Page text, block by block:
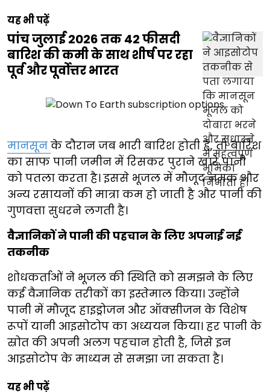
यह भी पढ़ें
पांच जुलाई 2026 तक 42 फीसदी
बारिश की कमी के साथ शीर्ष पर रहा
पूर्व और पूर्वोत्तर भारत
मानसून के दौरान जब भारी बारिश होती है, तो बारिश
का साफ पानी जमीन में रिसकर पुराने खारे पानी
को पतला करता है। इससे भूजल में मौजूद नमक और
अन्य रसायनों की मात्रा कम हो जाती है और पानी की
गुणवत्ता सुधरने लगती है।
वैज्ञानिकों ने पानी की पहचान के लिए अपनाई नई
तकनीक
शोधकर्ताओं ने भूजल की स्थिति को समझने के लिए
कई वैज्ञानिक तरीकों का इस्तेमाल किया। उन्होंने
पानी में मौजूद हाइड्रोजन और ऑक्सीजन के विशेष
रूपों यानी आइसोटोप का अध्ययन किया। हर पानी के
स्रोत की अपनी अलग पहचान होती है, जिसे इन
आइसोटोप के माध्यम से समझा जा सकता है।
यह भी पढ़ें